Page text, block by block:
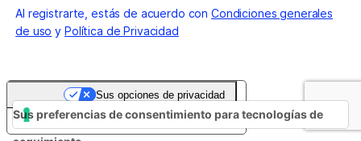
Al registrarte, estás de acuerdo conCondiciones generales
de uso y Política de Privacidad
Aviso en el momento de la recogida
Sus opciones de privacidad
Sus preferencias de consentimiento para tecnologías de